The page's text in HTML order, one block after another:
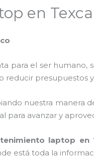
en
para el ser
reducir
nuestra manera
para avanzar y
laptop en
está toda la